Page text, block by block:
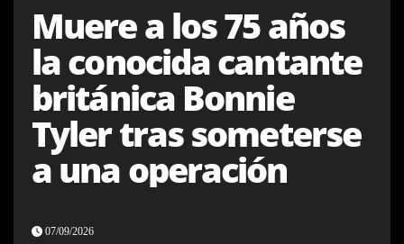
Muere a los 75 años
la conocida cantante
británica Bonnie
Tyler tras someterse
a una operación
07/09/2026